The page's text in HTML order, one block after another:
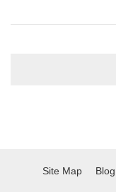
Site Map Blog